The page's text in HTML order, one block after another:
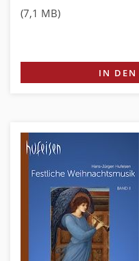
(7,1 MB)
IN DEN